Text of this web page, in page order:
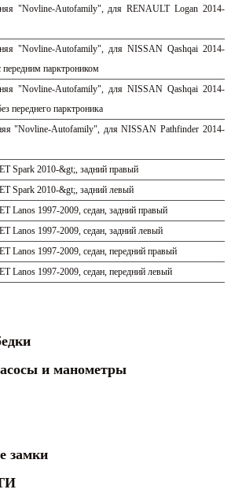
"Novline-Autofamily", для RENAULT Logan 2014-
"Novline-Autofamily", для NISSAN Qashqai 2014-
парктроником
"Novline-Autofamily", для NISSAN Qashqai 2014-
переднего парктроника
"Novline-Autofamily", для NISSAN Pathfinder 2014-
Spark 2010-&gt;, задний правый
Spark 2010-&gt;, задний левый
Lanos 1997-2009, седан, задний правый
Lanos 1997-2009, седан, задний левый
Lanos 1997-2009, седан, передний правый
Lanos 1997-2009, седан, передний левый
и манометры
замки